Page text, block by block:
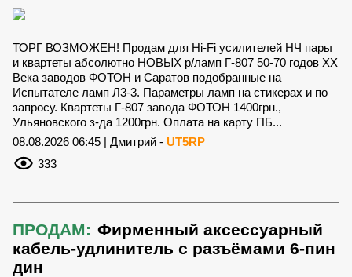
ТОРГ ВОЗМОЖЕН! Продам для Hi-Fi усилителей НЧ пары
и квартеты абсолютно НОВЫХ р/ламп Г-807 50-70 годов ХХ
Века заводов ФОТОН и Саратов подобранные на
Испытателе ламп Л3-3. Параметры ламп на стикерах и по
запросу. Квартеты Г-807 завода ФОТОН 1400грн.,
Ульяновского з-да 1200грн. Оплата на карту ПБ...
08.08.2026 06:45 | Дмитрий - UT5RP
333
ПРОДАМ: Фирменный аксессуарный
кабель-удлинитель с разъёмами 6-пин
дин